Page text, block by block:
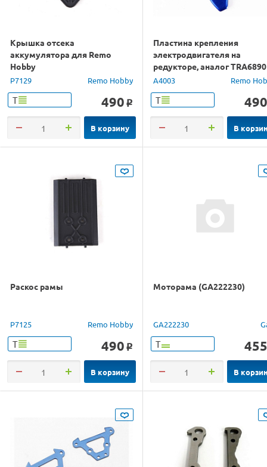
Крышка отсека
аккумулятора для Remo
Hobby
P7129 Remo Hobby
Т 490 o
В корзину
Пластина крепления
электродвигателя на
редукторе, аналог TRA6890
A4003 Remo
Т 490
В
Раскос рамы
P7125 Remo Hobby
Т 490 o
В корзину
Моторама (GA222230)
GA222230
Т 455
В